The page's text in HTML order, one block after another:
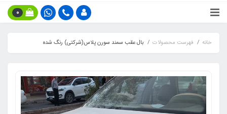
0
خانه فهرست محصولات بال عقب سمند سورن پلاس(شرکتی) رنگ شده